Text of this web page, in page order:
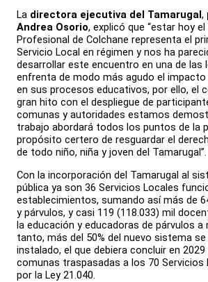
La directora ejecutiva del Tamarugal,
Andrea Osorio, explicó que “estar hoy
Profesional de Colchane representa el
Servicio Local en régimen y nos ha
desarrollar este encuentro en una de las
enfrenta de modo más agudo el
en sus procesos educativos, por ello, el
gran hito con el despliegue de
comunas y autoridades estamos
trabajo abordará todos los puntos de la
propósito certero de resguardar el
de todo niño, niña y joven del Tamarugal”.
Con la incorporación del Tamarugal al
pública ya son 36 Servicios Locales
establecimientos, sumando así más de
y párvulos, y casi 119 (118.033) mil
la educación y educadoras de párvulos a
tanto, más del 50% del nuevo sistema
instalado, el que debiera concluir en
comunas traspasadas a los 70 Servicios
por la Ley 21.040.